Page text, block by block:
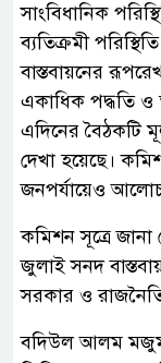
সাংবিধানিক
ব্যতিক্রমী
বাস্তবায়নের
একাধিক পদ্ধতি ও
এদিনের বৈঠকটি
দেখা হয়েছে।
জনপর্যায়েও
কমিশন সূত্রে জানা
জুলাই সনদ
সরকার ও
বদিউল আলম